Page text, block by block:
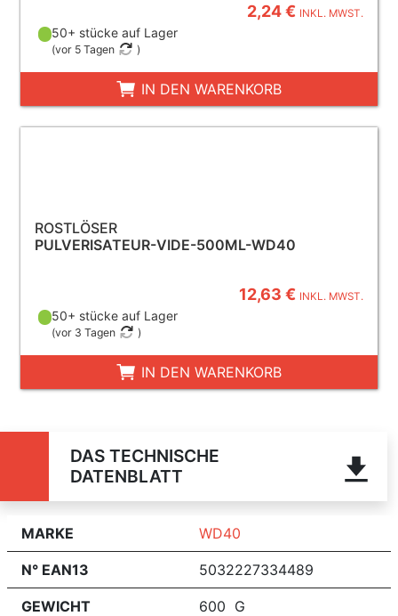
2,24 € INKL. MWST.
50+ stücke auf Lager
(vor 5 Tagen )
IN DEN WARENKORB
ROSTLÖSER
PULVERISATEUR-VIDE-500ML-WD40
12,63 € INKL. MWST.
50+ stücke auf Lager
(vor 3 Tagen )
IN DEN WARENKORB
DAS TECHNISCHE
DATENBLATT
MARKE WD40
N° EAN13 5032227334489
GEWICHT 600 G